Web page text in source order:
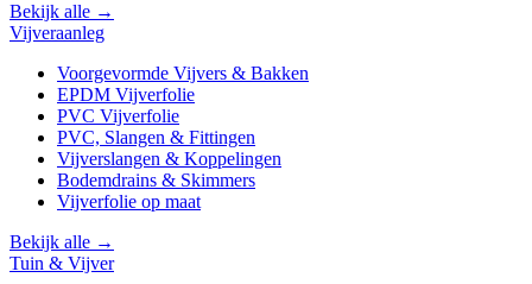
Bekijk alle →
Vijveraanleg
Voorgevormde Vijvers & Bakken
EPDM Vijverfolie
PVC Vijverfolie
PVC, Slangen & Fittingen
Vijverslangen & Koppelingen
Bodemdrains & Skimmers
Vijverfolie op maat
Bekijk alle →
Tuin & Vijver